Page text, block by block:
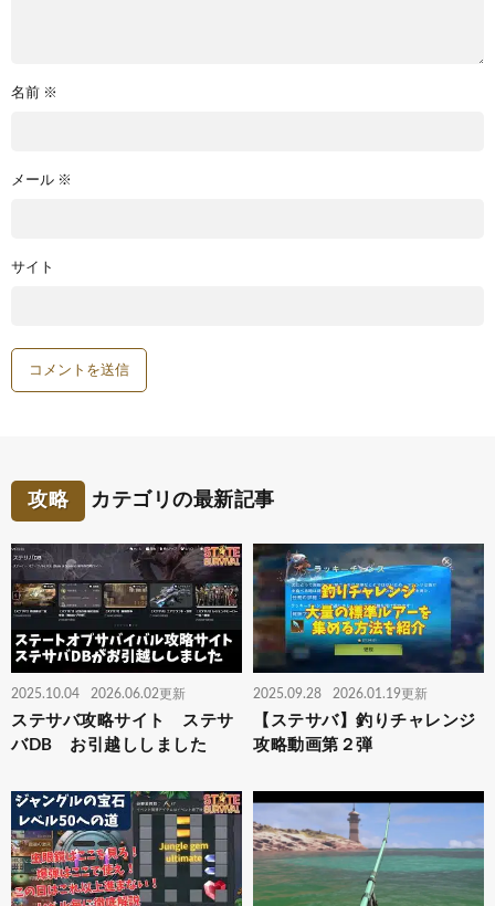
名前 ※
メール ※
サイト
攻略 カテゴリの最新記事
2025.10.04 2026.06.02更新
ステサバ攻略サイト ステサ
バDB お引越ししました
2025.09.28 2026.01.19更新
【ステサバ】釣りチャレンジ
攻略動画第２弾